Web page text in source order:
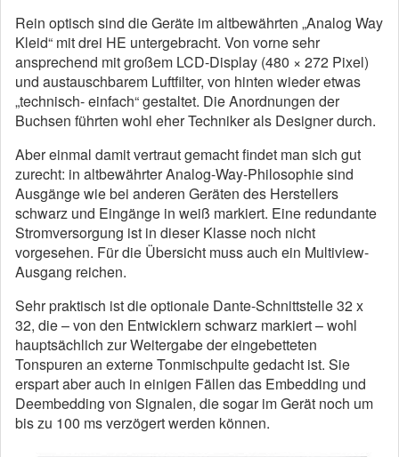
Rein optisch sind die Geräte im altbewährten „Analog Way
Kleid“ mit drei HE untergebracht. Von vorne sehr
ansprechend mit großem LCD-Display (480 × 272 Pixel)
und austauschbarem Luftfilter, von hinten wieder etwas
„technisch- einfach“ gestaltet. Die Anordnungen der
Buchsen führten wohl eher Techniker als Designer durch.
Aber einmal damit vertraut gemacht findet man sich gut
zurecht: in altbewährter Analog-Way-Philosophie sind
Ausgänge wie bei anderen Geräten des Herstellers
schwarz und Eingänge in weiß markiert. Eine redundante
Stromversorgung ist in dieser Klasse noch nicht
vorgesehen. Für die Übersicht muss auch ein Multiview-
Ausgang reichen.
Sehr praktisch ist die optionale Dante-Schnittstelle 32 x
32, die – von den Entwicklern schwarz markiert – wohl
hauptsächlich zur Weitergabe der eingebetteten
Tonspuren an externe Tonmischpulte gedacht ist. Sie
erspart aber auch in einigen Fällen das Embedding und
Deembedding von Signalen, die sogar im Gerät noch um
bis zu 100 ms verzögert werden können.